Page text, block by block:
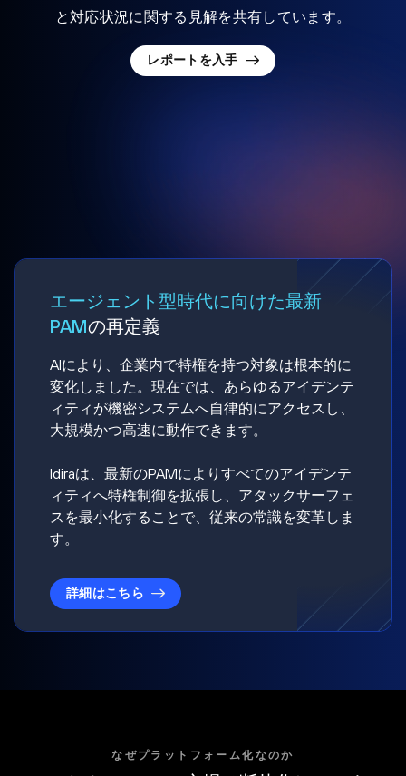
と対応状況に関する見解を共有しています。
レポートを入手
エージェント型時代に向けた最新
PAMの再定義
AIにより、企業内で特権を持つ対象は根本的に
変化しました。現在では、あらゆるアイデンテ
ィティが機密システムへ自律的にアクセスし、
大規模かつ高速に動作できます。
Idiraは、最新のPAMによりすべてのアイデンテ
ィティへ特権制御を拡張し、アタックサーフェ
スを最小化することで、従来の常識を変革しま
す。
詳細はこちら
なぜプラットフォーム化なのか